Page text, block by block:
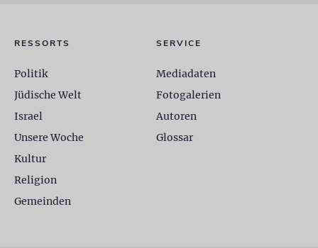
RESSORTS
Politik
Jüdische Welt
Israel
Unsere Woche
Kultur
Religion
Gemeinden
SERVICE
Mediadaten
Fotogalerien
Autoren
Glossar